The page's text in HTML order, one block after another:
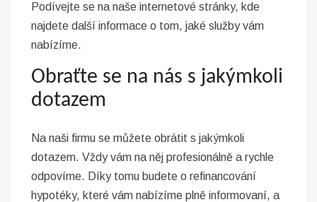
Podívejte se na naše internetové stránky, kde
najdete další informace o tom, jaké služby vám
nabízíme.
Obraťte se na nás s jakýmkoli
dotazem
Na naši firmu se můžete obrátit s jakýmkoli
dotazem. Vždy vám na něj profesionálně a rychle
odpovíme. Díky tomu budete orefinancování
hypotéky, které vám nabízíme plně informovaní, a